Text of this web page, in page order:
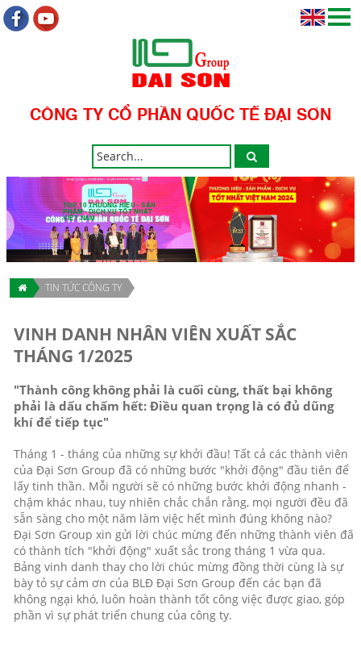
CÔNG TY CỔ PHẦN QUỐC TẾ ĐẠI SƠN
TOP 10 THƯƠNG HIỆU - SẢN
PHẨM - DỊCH VỤ TỐT NHẤT
VIỆT NAM
TIN TỨC CÔNG TY
VINH DANH NHÂN VIÊN XUẤT SẮC
THÁNG 1/2025
"Thành công không phải là cuối cùng, thất bại không
phải là dấu chấm hết: Điều quan trọng là có đủ dũng
khí để tiếp tục"
Tháng 1 - tháng của những sự khởi đầu! Tất cả các thành viên
của Đại Sơn Group đã có những bước "khởi động" đầu tiên để
lấy tinh thần. Mỗi người sẽ có những bước khởi động nhanh -
chậm khác nhau, tuy nhiên chắc chắn rằng, mọi người đều đã
sẵn sàng cho một năm làm việc hết mình đúng không nào?
Đại Sơn Group xin gửi lời chúc mừng đến những thành viên đã
có thành tích "khởi động" xuất sắc trong tháng 1 vừa qua.
Bảng vinh danh thay cho lời chúc mừng đồng thời cùng là sự
bày tỏ sự cảm ơn của BLĐ Đại Sơn Group đến các bạn đã
không ngại khó, luôn hoàn thành tốt công việc được giao, góp
phần vì sự phát triển chung của công ty.